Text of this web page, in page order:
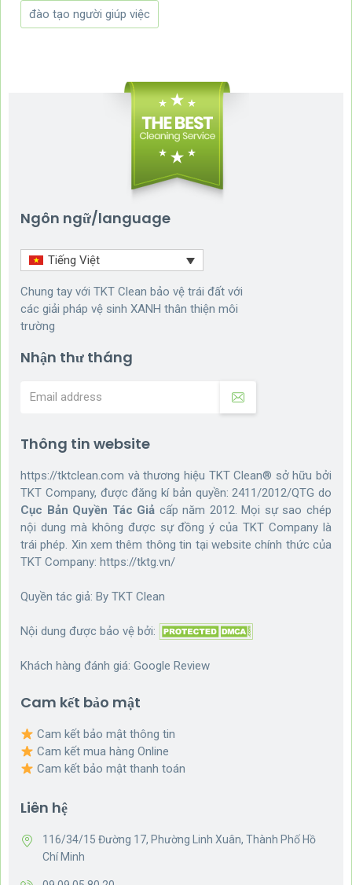
đào tạo người giúp việc
Ngôn ngữ/language
Tiếng Việt
Chung tay với TKT Clean bảo vệ trái đất với
các giải pháp vệ sinh XANH thân thiện môi
trường
Nhận thư tháng
Thông tin website
https://tktclean.com và thương hiệu TKT Clean® sở hữu bởi
TKT Company, được đăng kí bản quyền: 2411/2012/QTG do
Cục Bản Quyền Tác Giả cấp năm 2012. Mọi sự sao chép
nội dung mà không được sự đồng ý của TKT Company là
trái phép. Xin xem thêm thông tin tại website chính thức của
TKT Company: https://tktg.vn/
Quyền tác giả: By TKT Clean
Nội dung được bảo vệ bởi:
Khách hàng đánh giá: Google Review
Cam kết bảo mật
Cam kết bảo mật thông tin
Cam kết mua hàng Online
Cam kết bảo mật thanh toán
Liên hệ
116/34/15 Đường 17, Phường Linh Xuân, Thành Phố Hồ
Chí Minh